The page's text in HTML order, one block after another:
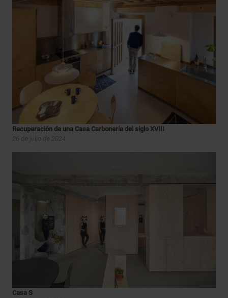
Recuperación de una Casa Carbonería del siglo XVIII
26 de julio de 2024
Casa S